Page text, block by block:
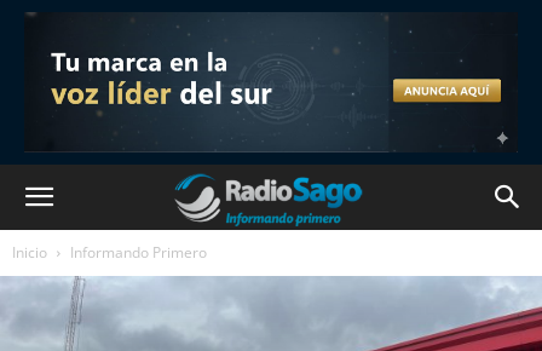
Inicio Informando Primero